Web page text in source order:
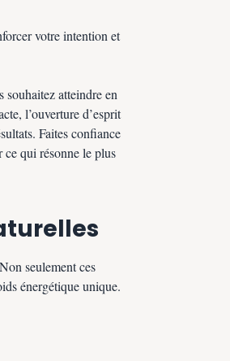
votre intention et
souhaitez atteindre en
l’ouverture d’esprit
Faites confiance
qui résonne le plus
seulement ces
énergétique unique.